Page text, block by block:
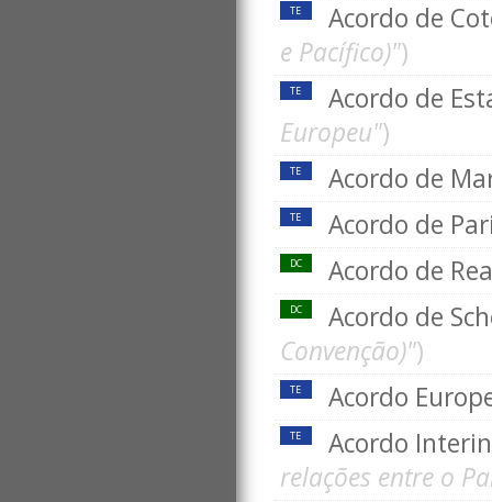
TE
Acordo de
e Pacífico)")
TE
Acordo de
Europeu")
TE Acordo de
TE Acordo de
DC Acordo de
DC
Acordo de
Convenção)")
TE Acordo
TE
Acordo
relações entre o